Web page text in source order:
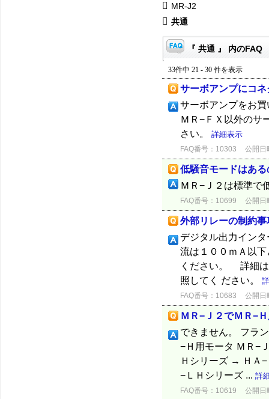
MR-J2
共通
『 共通 』 内のFAQ
33件中 21 - 30 件を表示
サーボアンプにコ
サーボアンプをお
ＭＲ−ＦＸ以外のサ
さい。 詳細表示
FAQ番号：10303 公開日
低騒音モードはある
ＭＲ−Ｊ２は標準で
FAQ番号：10699 公開日
外部リレーの制約
デジタル出力イン
流は１００ｍＡ以
ください。 詳細は
照してく ださい。
FAQ番号：10683 公開日
ＭＲ−Ｊ２でＭＲ−
できません。 フラ
−Ｈ用モータ ＭＲ−
Ｈシリーズ → ＨＡ
−ＬＨシリーズ ... 詳
FAQ番号：10619 公開日